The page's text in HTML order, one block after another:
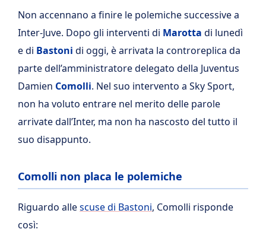
Non accennano a finire le polemiche successive a
Inter-Juve. Dopo gli interventi di Marotta di lunedì
e di Bastoni di oggi, è arrivata la controreplica da
parte dell’amministratore delegato della Juventus
Damien Comolli. Nel suo intervento a Sky Sport,
non ha voluto entrare nel merito delle parole
arrivate dall’Inter, ma non ha nascosto del tutto il
suo disappunto.
Comolli non placa le polemiche
Riguardo allescuse di Bastoni, Comolli risponde
così: